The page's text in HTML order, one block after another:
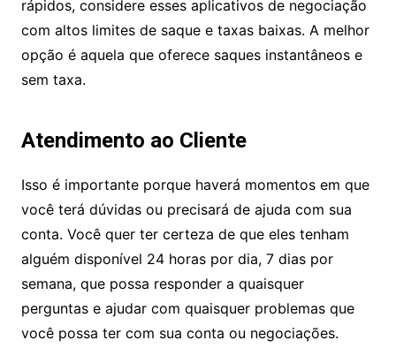
rápidos, considere esses aplicativos de negociação
com altos limites de saque e taxas baixas. A melhor
opção é aquela que oferece saques instantâneos e
sem taxa.
Atendimento ao Cliente
Isso é importante porque haverá momentos em que
você terá dúvidas ou precisará de ajuda com sua
conta. Você quer ter certeza de que eles tenham
alguém disponível 24 horas por dia, 7 dias por
semana, que possa responder a quaisquer
perguntas e ajudar com quaisquer problemas que
você possa ter com sua conta ou negociações.